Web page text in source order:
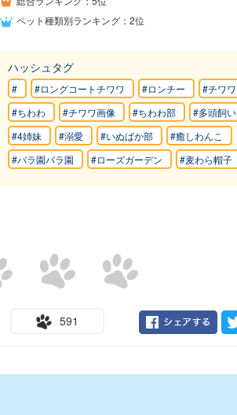
ペット種類別ランキング：2位
ハッシュタグ
# #ロングコートチワワ #ロンチー
#チワワ
#ちわわ
#チワワ画像 #ちわわ部
#多頭飼い
#4姉妹
#溺愛 #いぬばか部
#癒しわんこ
#バラ園バラ園
#ローズガーデン #麦わら帽子
591